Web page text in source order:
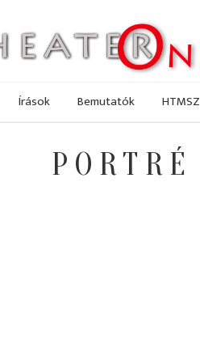
Írások Bemutatók HTMSZ
PORTRÉ